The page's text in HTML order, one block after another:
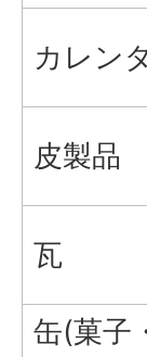
カレン
皮製品
瓦
缶(菓子